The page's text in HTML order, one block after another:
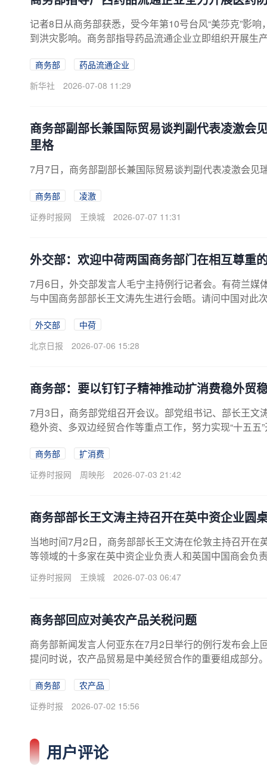
记者8日从商务部获悉，受今年第10号台风“美莎克”影
到洪灾影响。商务部指导药品流通企业立即组织开展生
区，协助开展门店清淤消杀、物资盘点、应急配送等工
品流通企业在完成生产自救后迅速转入应急服务，一心
商务部
药品流通企业
新华社
2026-07-08 11:29
商务部副部长兼国际贸易谈判副代表凌激会
里格
7月7日，商务部副部长兼国际贸易谈判副代表凌激会
商务部
凌激
证券时报网
王焕城 2026-07-07 11:31
外交部：欢迎中荷两国商务部门在相互尊重
7月6日，外交部发言人毛宁主持例行记者会。有荷兰
与中国商务部部长王文涛先生进行会晤。请问中国对此
我们欢迎两国商务部门在相互尊重的基础上加强对话交
外交部
中荷
北京日报
2026-07-06 15:28
商务部：要以钉钉子精神推动扩消费稳外贸
7月3日，商务部党组召开会议。部党组书记、部长王
稳外资、多双边经贸合作等重点工作，努力实现“十五
推进强国建设、民族复兴伟业作出积极贡献。
商务部
扩消费
证券时报网
周映彤 2026-07-03 21:42
商务部部长王文涛主持召开在英中资企业圆
当地时间7月2日，商务部部长王文涛在伦敦主持召开
等领域的十多家在英中资企业负责人和英国中国商会负
务实合作等提出具体诉求。王文涛表示，近年来，中
幻的国际形势，在英中资企业顶住压力，深耕英国市
证券时报网 王焕城 2026-07-03 06:47
商务部回应对美农产品关税问题
商务部新闻发言人何亚东在7月2日举行的例行发布会上
提问时说，农产品贸易是中美经贸合作的重要组成部分
化原则，根据实际需求和市场条件自主开展贸易。中方
造有利条件。来源：央视新闻校对：王朝全
商务部
农产品
证券时报
2026-07-02 15:56
用户评论